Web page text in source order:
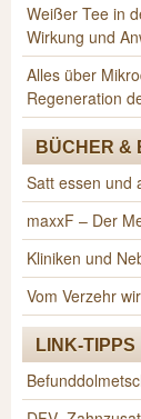
Weißer Tee in
Wirkung und
Alles über
Regeneration
BÜCHER &
Satt essen und
maxxF – Der
Kliniken und
Vom Verzehr
LINK-TIPPS